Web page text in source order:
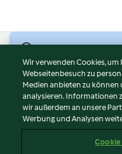
Nutzungsbedingungen
Datenschutzrichtlinien
Disclaimer
Impressum
Wir verwenden Cookies, um
Webseitenbesuch zu
Medien anbieten zu
analysieren. Informationen
wir außerdem an unsere
Werbung und Analysen
Cookie